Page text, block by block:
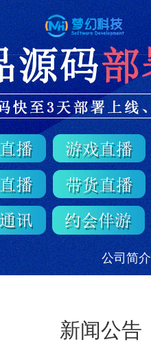
公司简介
新闻公告